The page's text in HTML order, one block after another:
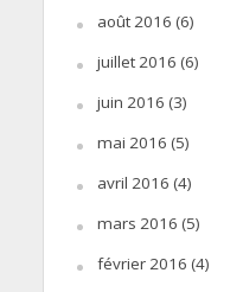
août 2016 (6)
juillet 2016 (6)
juin 2016 (3)
mai 2016 (5)
avril 2016 (4)
mars 2016 (5)
février 2016 (4)